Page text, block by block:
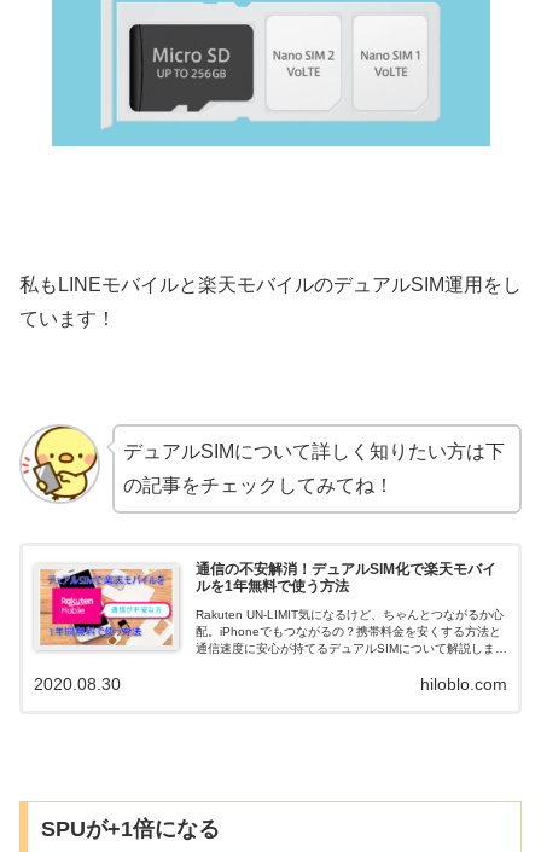
私もLINEモバイルと楽天モバイルのデュアルSIM運用をし
ています！
デュアルSIMについて詳しく知りたい方は下
の記事をチェックしてみてね！
通信の不安解消！デュアルSIM化で楽天モバイ
ルを1年無料で使う方法
Rakuten UN-LIMIT気になるけど、ちゃんとつながるか心
配。iPhoneでもつながるの？携帯料金を安くする方法と
通信速度に安心が持てるデュアルSIMについて解説しまし
hiloblo.com
2020.08.30
SPUが+1倍になる